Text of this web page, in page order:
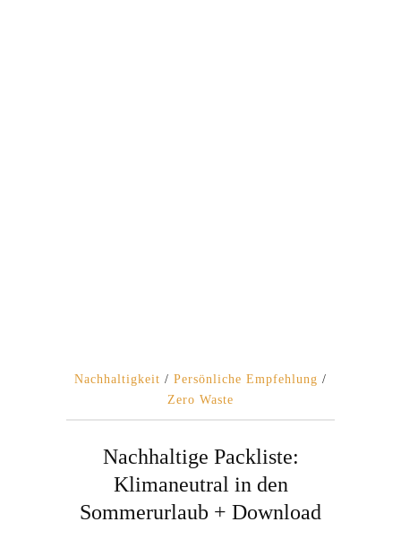
Nachhaltigkeit / Persönliche Empfehlung /
Zero Waste
Nachhaltige Packliste:
Klimaneutral in den
Sommerurlaub + Download